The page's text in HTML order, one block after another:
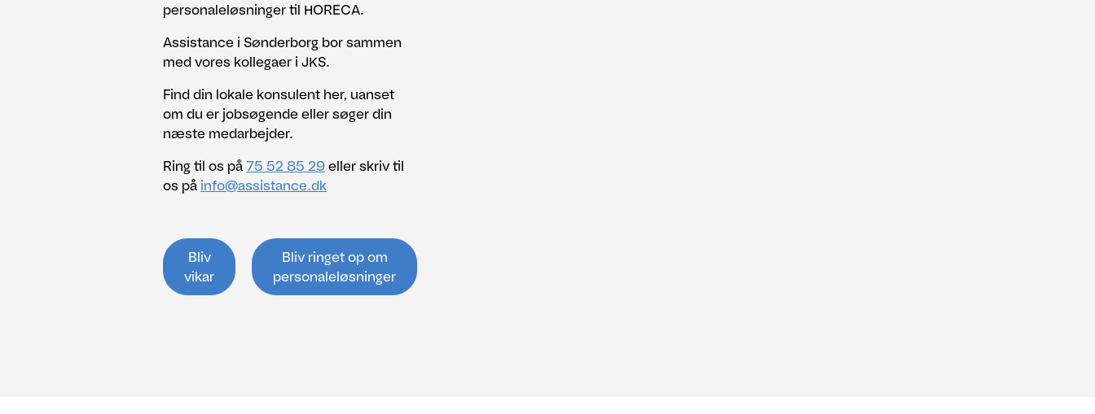
personaleløsninger til HORECA.
Assistance i Sønderborg bor sammen
med vores kollegaer i JKS.
Find din lokale konsulent her, uanset
om du er jobsøgende eller søger din
næste medarbejder.
Ring til os på75 52 85 29 eller skriv til
os på info@assistance.dk
Bliv
vikar
Bliv ringet op om
personaleløsninger